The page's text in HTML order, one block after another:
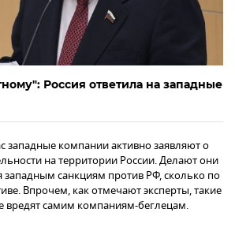
Россия ответила на западные
западные компании активно заявляют о
на территории России. Делают они
западным санкциям против РФ, сколько по
Впрочем, как отмечают эксперты, такие
самим компаниям-беглецам.